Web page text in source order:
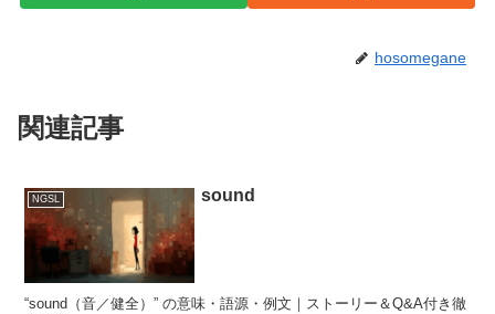
hosomegane
関連記事
NGSL sound
“sound（音／健全）” の意味・語源・例文｜ストーリー＆Q&A付き徹